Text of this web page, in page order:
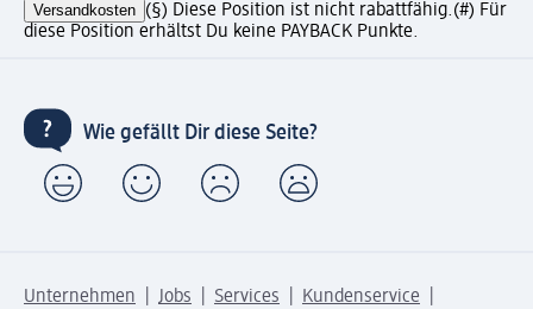
Versandkosten (§) Diese Position ist nicht rabattfähig.(#) Für
diese Position erhältst Du keine PAYBACK Punkte.
Wie gefällt Dir diese Seite?
Unternehmen Jobs Services
Kundenservice